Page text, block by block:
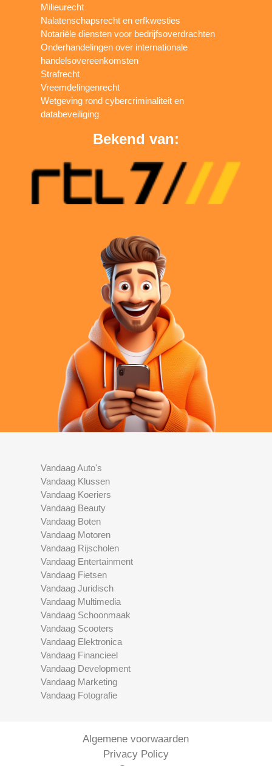
Milieurecht
Nalatenschapsrecht en erfkwesties
Notariële diensten voor bedrijfsoverdrachten
Onderhandelingen over internationale
handelsovereenkomsten
Strafrecht
Vreemdelingenrecht
Wetgeving rond cybercriminaliteit en
databeveiliging
Bekend van:
Vandaag Auto's
Vandaag Klussen
Vandaag Koeriers
Vandaag Beauty
Vandaag Boten
Vandaag Motoren
Vandaag Rijscholen
Vandaag Entertainment
Vandaag Fietsen
Vandaag Juridisch
Vandaag Multimedia
Vandaag Schoonmaak
Vandaag Scooters
Vandaag Elektronica
Vandaag Financieel
Vandaag Development
Vandaag Marketing
Vandaag Fotografie
Algemene voorwaarden
Privacy Policy